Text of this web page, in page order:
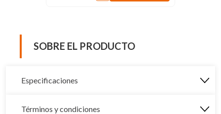
SOBRE EL PRODUCTO
Especificaciones
Términos y condiciones